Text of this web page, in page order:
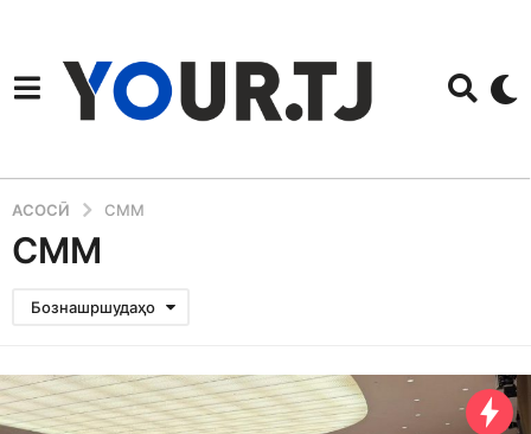
АСОСӢ СММ
СММ
Бознашршудаҳо